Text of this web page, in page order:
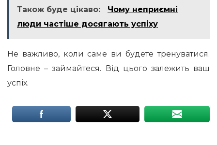
Також буде цікаво:
Чому неприємні
люди частіше досягають успіху
Не важливо, коли саме ви будете тренуватися.
Головне – займайтеся. Від цього залежить ваш
успіх.